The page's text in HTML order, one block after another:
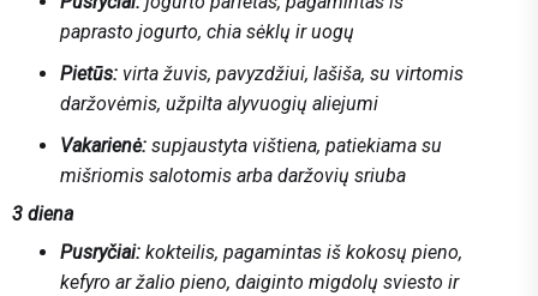
paprasto jogurto, chia sėklų ir uogų
Pietūs: virta žuvis, pavyzdžiui, lašiša, su virtomis
daržovėmis, užpilta alyvuogių aliejumi
Vakarienė: supjaustyta vištiena, patiekiama su
mišriomis salotomis arba daržovių sriuba
3 diena
Pusryčiai: kokteilis, pagamintas iš kokosų pieno,
kefyro ar žalio pieno, daiginto migdolų sviesto ir